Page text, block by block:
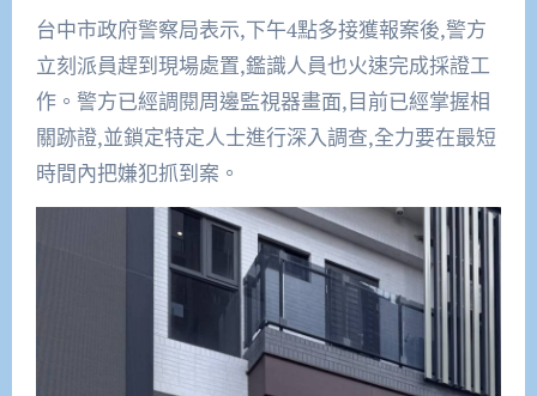
台中市政府警察局表示,下午4點多接獲報案後,警方
立刻派員趕到現場處置,鑑識人員也火速完成採證工
作。警方已經調閱周邊監視器畫面,目前已經掌握相
關跡證,並鎖定特定人士進行深入調查,全力要在最短
時間內把嫌犯抓到案。